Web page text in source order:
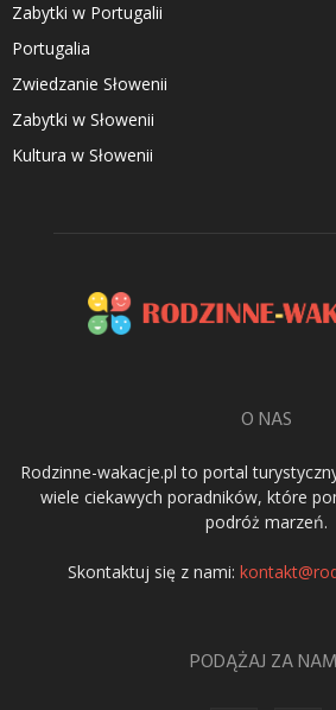
Zabytki w Portugalii
Portugalia
Zwiedzanie Słowenii
Zabytki w Słowenii
Kultura w Słowenii
O NAS
Rodzinne-wakacje.pl to portal
wiele ciekawych poradników, które
podróż marzeń.
Skontaktuj się z nami:
PODĄŻAJ ZA